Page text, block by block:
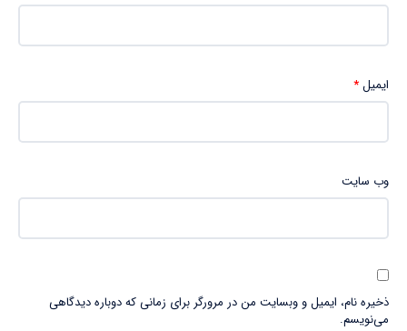
ایمیل*
وب‌ سایت
ذخیره نام، ایمیل و وبسایت من در مرورگر برای زمانی که دوباره دیدگاهی
می‌نویسم.